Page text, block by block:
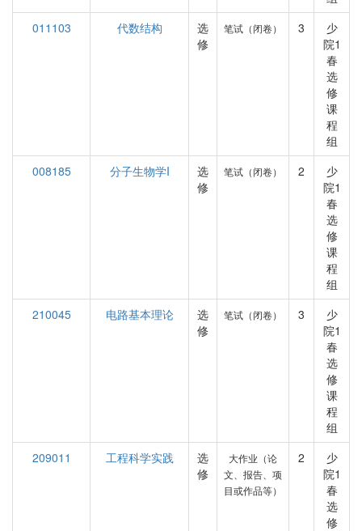
011103
代数结构
选
修
笔试（闭卷） 3
少
院1
春
选
修
课
程
组
008185
分子生物学I
选
修
笔试（闭卷） 2
少
院1
春
选
修
课
程
组
210045
电路基本理论
选
修
笔试（闭卷） 3
少
院1
春
选
修
课
程
组
209011
工程科学实践
选
修
大作业（论
文、报告、项
目或作品等）
2
少
院1
春
选
修